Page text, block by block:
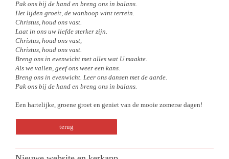
Pak ons bij de hand en breng ons in balans.
Het lijden groeit, de wanhoop wint terrein.
Christus, houd ons vast.
Laat in ons uw liefde sterker zijn.
Christus, houd ons vast,
Christus, houd ons vast.
Breng ons in evenwicht met alles wat U maakte.
Als we vallen, geef ons weer een kans.
Breng ons in evenwicht. Leer ons dansen met de aarde.
Pak ons bij de hand en breng ons in balans.
Een hartelijke, groene groet en geniet van de mooie zomerse dagen!
terug